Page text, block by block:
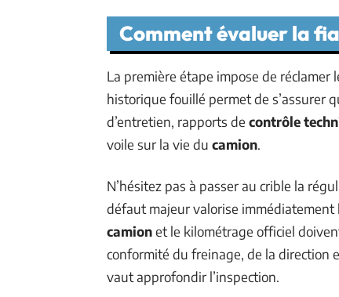
Comment évaluer la
La première étape impose de réclamer
historique fouillé permet de s’assurer
d’entretien, rapports de contrôle
voile sur la vie du camion.
N’hésitez pas à passer au crible la
défaut majeur valorise
camionet le kilométrage officiel
conformité du freinage, de la direction
vaut approfondir l’inspection.